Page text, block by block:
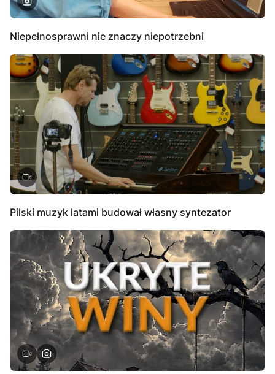
Niepełnosprawni nie znaczy niepotrzebni
Pilski muzyk latami budował własny syntezator